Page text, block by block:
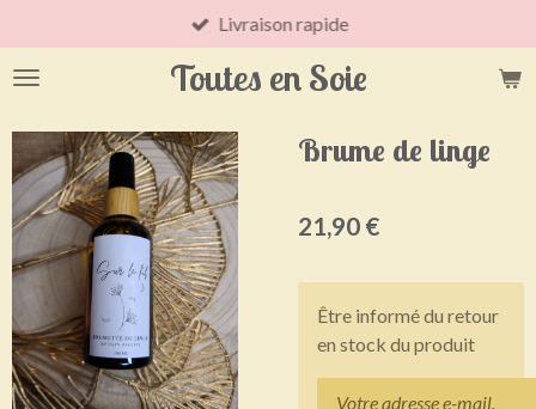
au
contenu
Toutes en Soie
Livraison rapide
Brume de linge
21,90 €
Être informé du retour
en stock du produit